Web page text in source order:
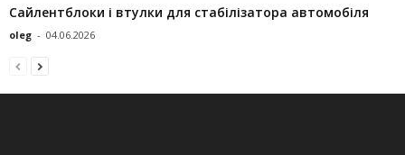
Сайлентблоки і втулки для стабілізатора автомобіля
oleg - 04.06.2026